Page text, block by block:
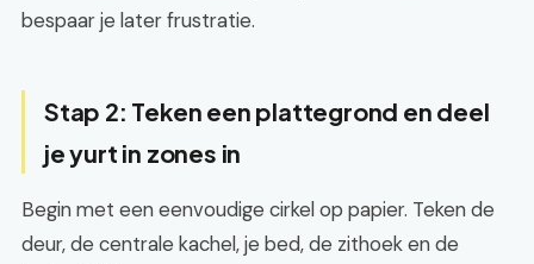
bespaar je later frustratie.
Stap 2: Teken een plattegrond en deel
je yurt in zones in
Begin met een eenvoudige cirkel op papier. Teken de
deur, de centrale kachel, je bed, de zithoek en de